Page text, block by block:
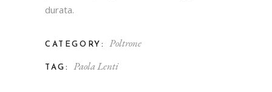
durata.
CATEGORY: Poltrone
TAG: Paola Lenti